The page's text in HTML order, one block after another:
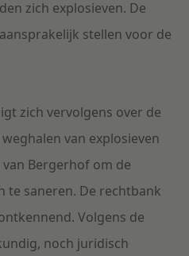
zich explosieven. De
stellen voor de
zich vervolgens over de
van explosieven
Bergerhof om de
te saneren. De rechtbank
Volgens de
noch juridisch